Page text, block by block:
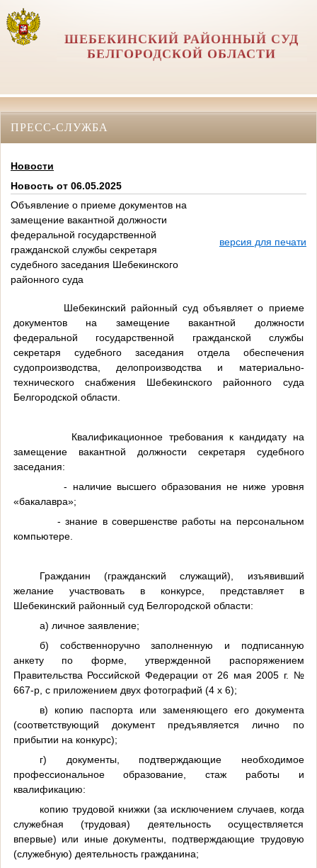
ШЕБЕКИНСКИЙ РАЙОННЫЙ СУД
БЕЛГОРОДСКОЙ ОБЛАСТИ
ПРЕСС-СЛУЖБА
Новости
Новость от 06.05.2025
Объявление о приеме документов на
замещение вакантной должности
федеральной государственной
гражданской службы секретаря
судебного заседания Шебекинского
районного суда
версия для печати
Шебекинский районный суд объявляет о приеме
документов на замещение вакантной должности
федеральной государственной гражданской службы
секретаря судебного заседания отдела обеспечения
судопроизводства, делопроизводства и материально-
технического снабжения Шебекинского районного суда
Белгородской области.
Квалификационное требования к кандидату на
замещение вакантной должности секретаря судебного
заседания:
- наличие высшего образования не ниже уровня
«бакалавра»;
- знание в совершенстве работы на персональном
компьютере.
Гражданин (гражданский служащий), изъявивший
желание участвовать в конкурсе, представляет в
Шебекинский районный суд Белгородской области:
а) личное заявление;
б) собственноручно заполненную и подписанную
анкету по форме, утвержденной распоряжением
Правительства Российской Федерации от 26 мая 2005 г. №
667-р, с приложением двух фотографий (4 х 6);
в) копию паспорта или заменяющего его документа
(соответствующий документ предъявляется лично по
прибытии на конкурс);
г) документы, подтверждающие необходимое
профессиональное образование, стаж работы и
квалификацию:
копию трудовой книжки (за исключением случаев, когда
служебная (трудовая) деятельность осуществляется
впервые) или иные документы, подтверждающие трудовую
(служебную) деятельность гражданина;